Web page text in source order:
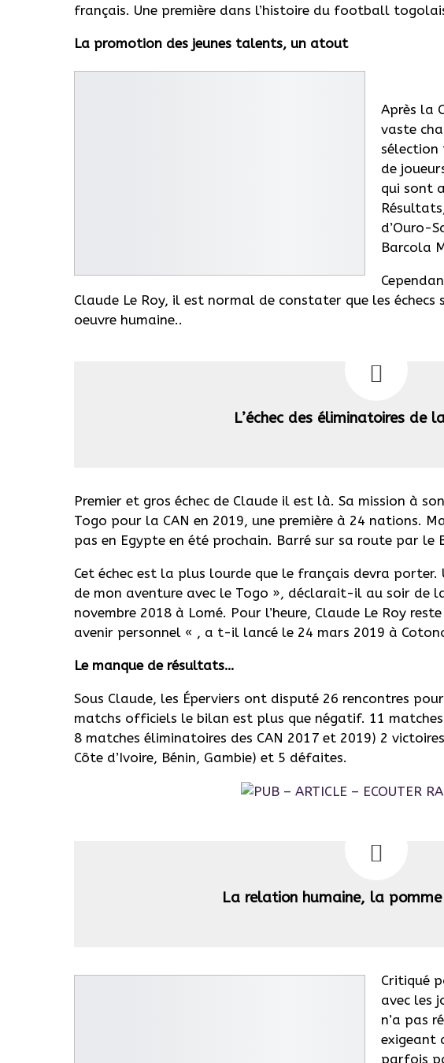
français. Une première dans l’histoire du football
La promotion des jeunes talents, un atout
Après la
vaste
sélection
de
qui sont
d’Ouro-
Barcola
Claude Le Roy, il est normal de constater que les
oeuvre humaine..
L’échec des éliminatoires de
Premier et gros échec de Claude il est là. Sa mission à
Togo pour la CAN en 2019, une première à 24 nations.
pas en Egypte en été prochain. Barré sur sa route par le
Cet échec est la plus lourde que le français devra
de mon aventure avec le Togo », déclarait-il au soir de
novembre 2018 à Lomé. Pour l’heure, Claude Le Roy
avenir personnel « , a t-il lancé le 24 mars 2019 à
Le manque de résultats…
Sous Claude, les Éperviers ont disputé 26 rencontres
matchs officiels le bilan est plus que négatif. 11
8 matches éliminatoires des CAN 2017 et 2019) 2
Côte d’Ivoire, Bénin, Gambie) et 5 défaites.
La relation humaine, la
Critiqué
avec les
n’a pas
exigeant
parfois